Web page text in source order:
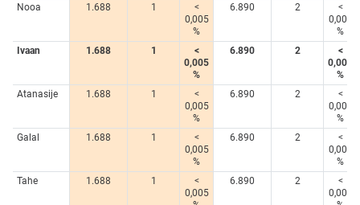
Nooa
1.688 1
<
0,005
%
6.890 2
<
0,005
%
Ivaan
1.688 1
<
0,005
%
6.890 2
<
0,005
%
Atanasije
1.688 1
<
0,005
%
6.890 2
<
0,005
%
Galal
1.688 1
<
0,005
%
6.890 2
<
0,005
%
Tahe
1.688 1
<
0,005
6.890 2
<
0,005